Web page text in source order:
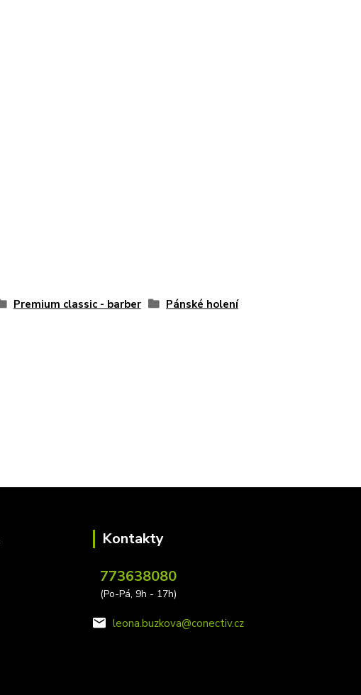
Premium classic - barber Pánské holení
Kontakty
773638080
(Po-Pá, 9h - 17h)
leona.buzkova@conectiv.cz